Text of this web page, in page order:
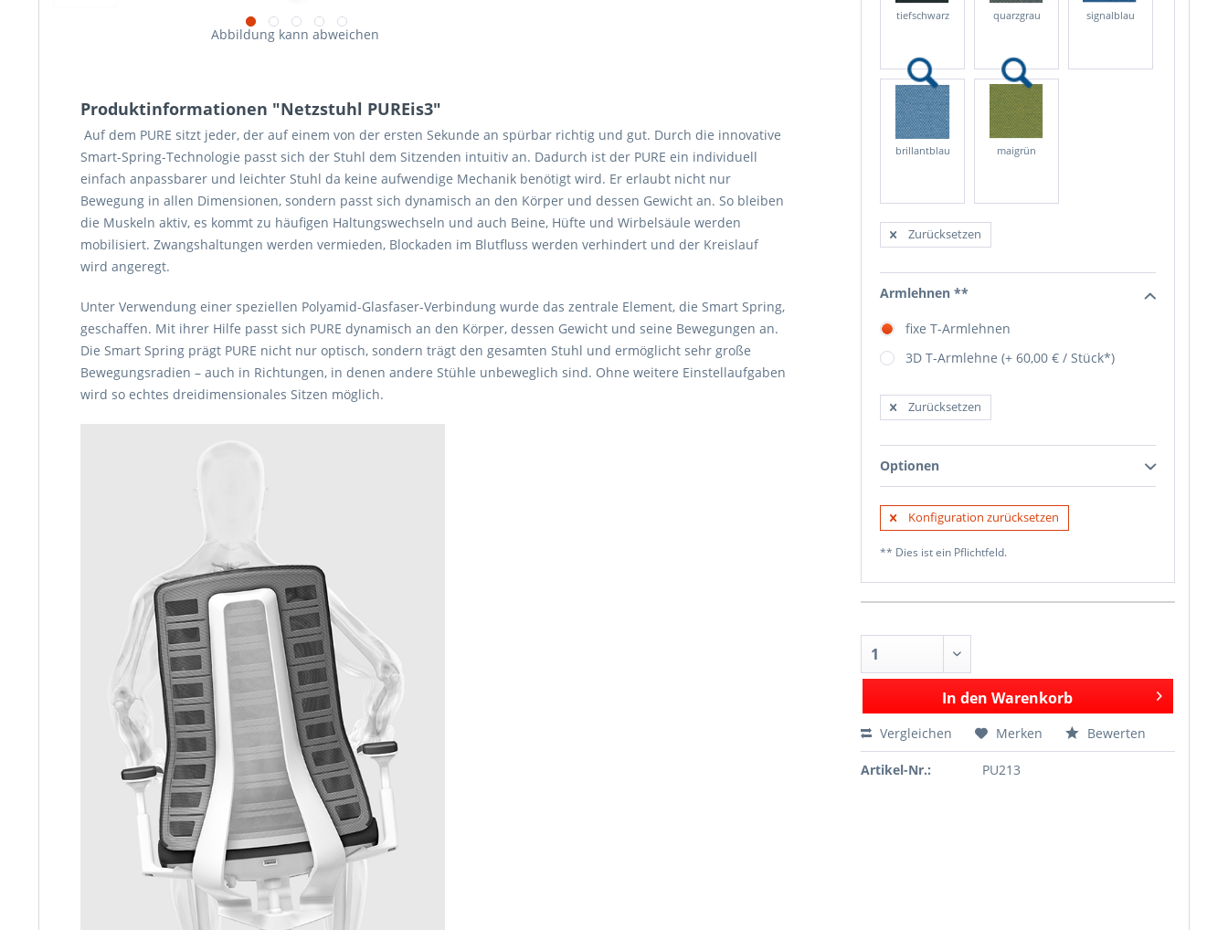
Abbildung kann abweichen
tiefschwarz quarzgrau signalblau
brillantblau maigrün
Zurücksetzen
Armlehnen **
fixe T-Armlehnen
3D T-Armlehne (+ 60,00 € / Stück*)
Zurücksetzen
Optionen
Konfiguration zurücksetzen
** Dies ist ein Pflichtfeld.
In den Warenkorb
Vergleichen Merken Bewerten
Artikel-Nr.: PU213
Produktinformationen "Netzstuhl PUREis3"
Auf dem PURE sitzt jeder, der auf einem von der ersten Sekunde an spürbar richtig und gut. Durch die innovative
Smart-Spring-Technologie passt sich der Stuhl dem Sitzenden intuitiv an. Dadurch ist der PURE ein individuell
einfach anpassbarer und leichter Stuhl da keine aufwendige Mechanik benötigt wird. Er erlaubt nicht nur
Bewegung in allen Dimensionen, sondern passt sich dynamisch an den Körper und dessen Gewicht an. So bleiben
die Muskeln aktiv, es kommt zu häufigen Haltungswechseln und auch Beine, Hüfte und Wirbelsäule werden
mobilisiert. Zwangshaltungen werden vermieden, Blockaden im Blutfluss werden verhindert und der Kreislauf
wird angeregt.
Unter Verwendung einer speziellen Polyamid-Glasfaser-Verbindung wurde das zentrale Element, die Smart Spring,
geschaffen. Mit ihrer Hilfe passt sich PURE dynamisch an den Körper, dessen Gewicht und seine Bewegungen an.
Die Smart Spring prägt PURE nicht nur optisch, sondern trägt den gesamten Stuhl und ermöglicht sehr große
Bewegungsradien – auch in Richtungen, in denen andere Stühle unbeweglich sind. Ohne weitere Einstellaufgaben
wird so echtes dreidimensionales Sitzen möglich.